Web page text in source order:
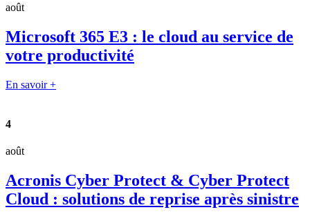
août
Microsoft 365 E3 : le cloud au service de
votre productivité
En savoir +
4
août
Acronis Cyber Protect & Cyber Protect
Cloud : solutions de reprise après sinistre